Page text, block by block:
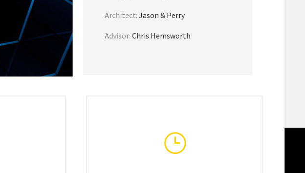
Architect: Jason & Perry
Advisor: Chris Hemsworth